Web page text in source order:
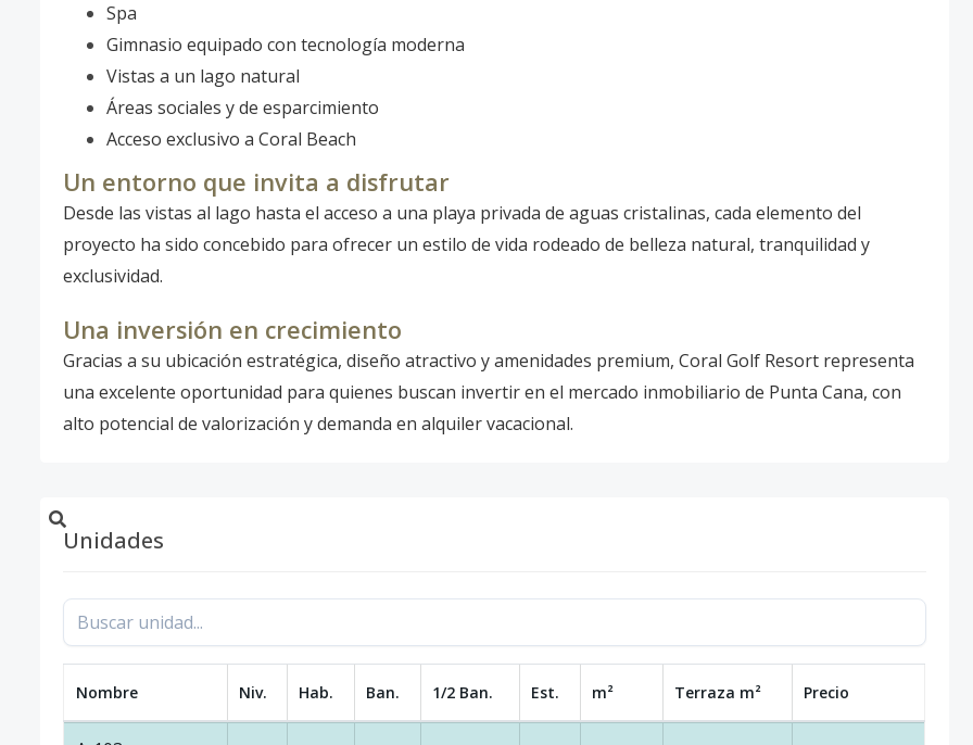
Spa
Gimnasio equipado con tecnología moderna
Vistas a un lago natural
Áreas sociales y de esparcimiento
Acceso exclusivo a Coral Beach
Un entorno que invita a disfrutar
Desde las vistas al lago hasta el acceso a una playa privada de aguas cristalinas, cada elemento del
proyecto ha sido concebido para ofrecer un estilo de vida rodeado de belleza natural, tranquilidad y
exclusividad.
Una inversión en crecimiento
Gracias a su ubicación estratégica, diseño atractivo y amenidades premium, Coral Golf Resort representa
una excelente oportunidad para quienes buscan invertir en el mercado inmobiliario de Punta Cana, con
alto potencial de valorización y demanda en alquiler vacacional.
Unidades
Nombre Niv. Hab. Ban. 1/2 Ban. Est. m² Terraza m² Precio